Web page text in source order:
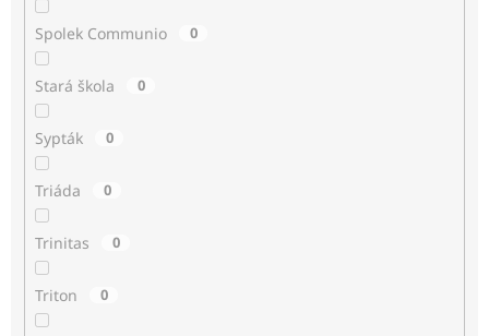
Spolek Communio 0
Stará škola 0
Sypták 0
Triáda 0
Trinitas 0
Triton 0